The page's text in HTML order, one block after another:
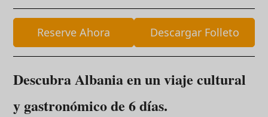
Reserve Ahora Descargar Folleto
Descubra Albania en un viaje cultural
y gastronómico de 6 días.